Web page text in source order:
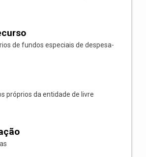
de fundos especiais de despesa-
próprios da entidade de livre